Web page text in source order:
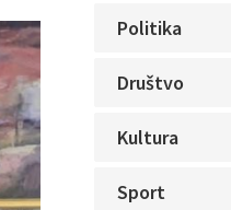
Politika
Društvo
Kultura
Sport